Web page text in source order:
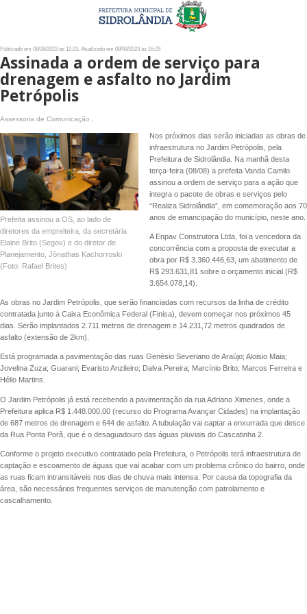
Publicado em 08/08/2023 às 12:23, Atualizado em 08/08/2023 às 16:29
Assinada a ordem de serviço para
drenagem e asfalto no Jardim
Petrópolis
Assessoria de Comunicação ,
Prefeita assinou a OS, ao lado de
diretores da empreiteira, da secretária
Elaine Brito (Segov) e do diretor de
Planejamento, Jônathas Kachorroski
(Foto: Rafael Brites)
Nos próximos dias serão iniciadas as obras de
infraestrutura no Jardim Petrópolis, pela
Prefeitura de Sidrolândia. Na manhã desta
terça-feira (08/08) a prefeita Vanda Camilo
assinou a ordem de serviço para a ação que
integra o pacote de obras e serviços pelo
“Realiza Sidrolândia”, em comemoração aos 70
anos de emancipação do município, neste ano.
A Enpav Construtora Ltda, foi a vencedora da
concorrência com a proposta de executar a
obra por R$ 3.360.446,63, um abatimento de
R$ 293.631,81 sobre o orçamento inicial (R$
3.654.078,14).
As obras no Jardim Petrópolis, que serão financiadas com recursos da linha de crédito
contratada junto à Caixa Econômica Federal (Finisa), devem começar nos próximos 45
dias. Serão implantados 2.711 metros de drenagem e 14.231,72 metros quadrados de
asfalto (extensão de 2km).
Está programada a pavimentação das ruas Genésio Severiano de Araújo; Aloisio Maia;
Jovelina Zuza; Guarani; Evaristo Anzileiro; Dalva Pereira; Marcínio Brito; Marcos Ferreira e
Hélio Martins.
O Jardim Petrópolis já está recebendo a pavimentação da rua Adriano Ximenes, onde a
Prefeitura aplica R$ 1.448.000,00 (recurso do Programa Avançar Cidades) na implantação
de 687 metros de drenagem e 644 de asfalto. A tubulação vai captar a enxurrada que desce
da Rua Ponta Porã, que é o desaguadouro das águas pluviais do Cascatinha 2.
Conforme o projeto executivo contratado pela Prefeitura, o Petrópolis terá infraestrutura de
captação e escoamento de águas que vai acabar com um problema crônico do bairro, onde
as ruas ficam intransitáveis nos dias de chuva mais intensa. Por causa da topografia da
área, são necessários frequentes serviços de manutenção com patrolamento e
cascalhamento.